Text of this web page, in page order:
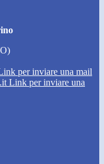
per inviare una mail
Link per inviare una